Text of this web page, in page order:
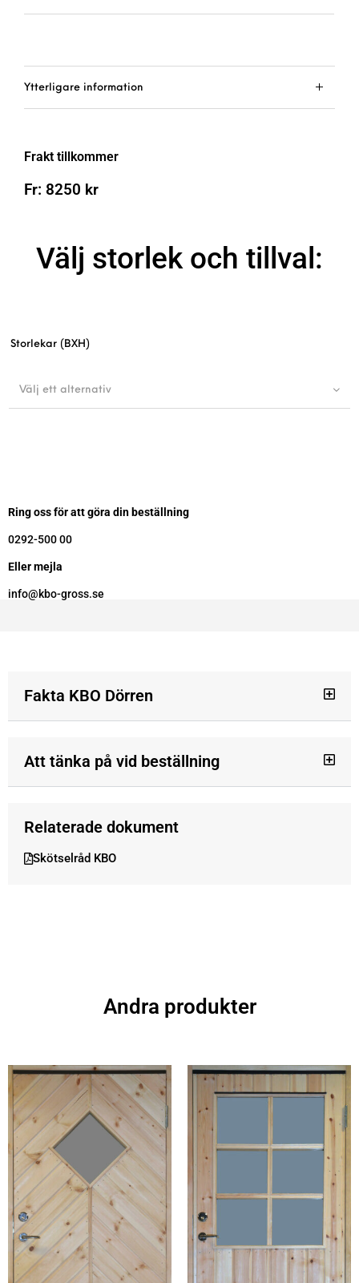
Ytterligare information
Frakt tillkommer
Fr: 8250 kr
Välj storlek och tillval:
Storlekar (BXH)
Välj ett alternativ
Ring oss för att göra din beställning
0292-500 00
Eller mejla
info@kbo-gross.se
Fakta KBO Dörren
Att tänka på vid beställning
Relaterade dokument
Skötselråd KBO
Andra produkter